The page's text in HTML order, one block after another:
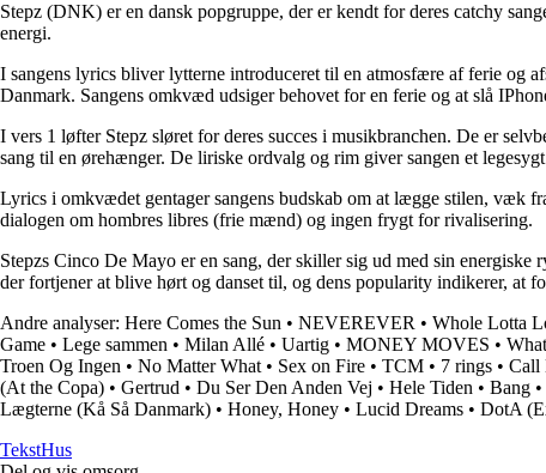
Stepz (DNK) er en dansk popgruppe, der er kendt for deres catchy
energi.
I sangens lyrics bliver lytterne introduceret til en atmosfære af ferie og
Danmark. Sangens omkvæd udsiger behovet for en ferie og at slå
I vers 1 løfter Stepz sløret for deres succes i musikbranchen. De er
sang til en ørehænger. De liriske ordvalg og rim giver sangen et
Lyrics i omkvædet gentager sangens budskab om at lægge stilen, væk
dialogen om hombres libres (frie mænd) og ingen frygt for rivalisering.
Stepzs Cinco De Mayo er en sang, der skiller sig ud med sin
der fortjener at blive hørt og danset til, og dens popularity indikerer, at
Andre analyser: Here Comes the Sun • NEVEREVER • Whole Lotta
Game • Lege sammen • Milan Allé • Uartig • MONEY MOVES •
Troen Og Ingen • No Matter What • Sex on Fire • TCM • 7 rings • Call
(At the Copa) • Gertrud • Du Ser Den Anden Vej • Hele Tiden • Bang •
Lægterne (Kå Så Danmark) • Honey, Honey • Lucid Dreams • DotA
TekstHus